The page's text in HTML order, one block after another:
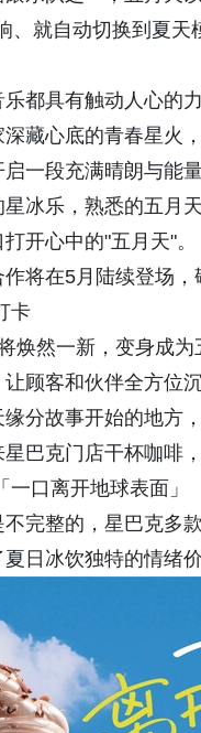
、就自动切换到夏
都具有触动人心的
藏心底的青春星火
一段充满晴朗与能
冰乐，熟悉的五月
开心中的"五月天"。
将在5月陆续登场，
卡
焕然一新，变身成
顾客和伙伴全方位
分故事开始的地方
巴克门店干杯咖啡
口离开地球表面」
完整的，星巴克多
日冰饮独特的情绪